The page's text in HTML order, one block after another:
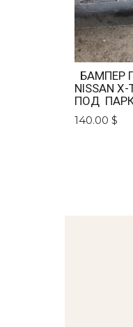
БАМПЕР
NISSAN
ПОД
140.00 $